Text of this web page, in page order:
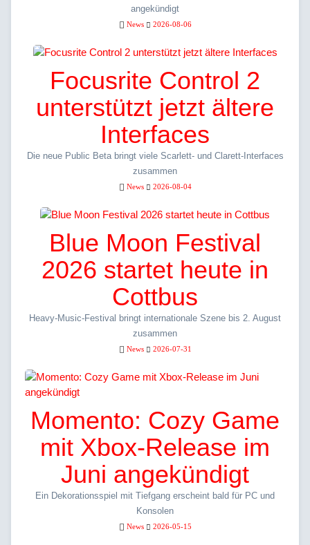
angekündigt
News 2026-08-06
Focusrite Control 2
unterstützt jetzt ältere
Interfaces
Die neue Public Beta bringt viele Scarlett- und Clarett-Interfaces
zusammen
News 2026-08-04
Blue Moon Festival
2026 startet heute in
Cottbus
Heavy-Music-Festival bringt internationale Szene bis 2. August
zusammen
News 2026-07-31
Momento: Cozy Game
mit Xbox-Release im
Juni angekündigt
Ein Dekorationsspiel mit Tiefgang erscheint bald für PC und
Konsolen
News 2026-05-15